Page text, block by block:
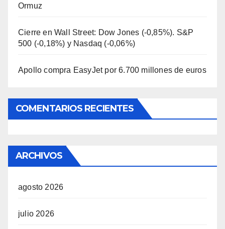
Ormuz
Cierre en Wall Street: Dow Jones (-0,85%). S&P
500 (-0,18%) y Nasdaq (-0,06%)
Apollo compra EasyJet por 6.700 millones de euros
COMENTARIOS RECIENTES
ARCHIVOS
agosto 2026
julio 2026